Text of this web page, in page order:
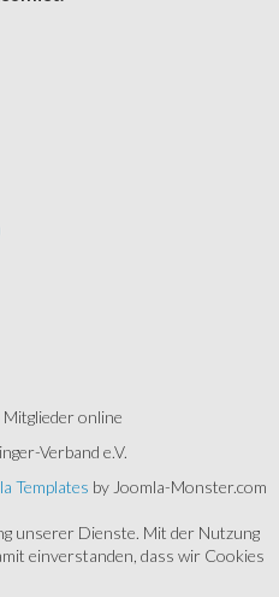
online
Verband e.V.
Templates by Joomla-Monster.com
unserer Dienste. Mit der Nutzung
einverstanden, dass wir Cookies